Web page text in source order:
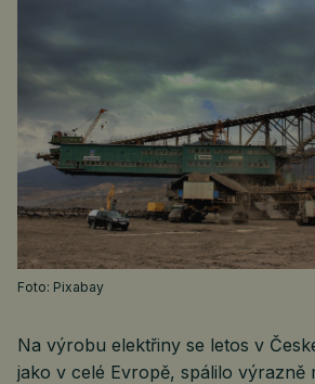
Foto: Pixabay
Na výrobu elektřiny se letos v
jako v celé Evropě, spálilo výrazně